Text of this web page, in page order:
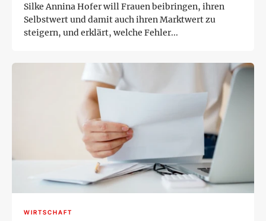
Silke Annina Hofer will Frauen beibringen, ihren
Selbstwert und damit auch ihren Marktwert zu
steigern, und erklärt, welche Fehler...
WIRTSCHAFT